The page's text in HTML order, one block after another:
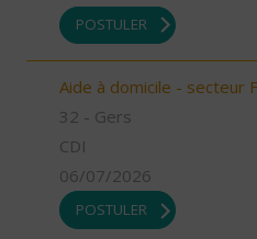
POSTULER
Aide à domicile - secteur
32 - Gers
CDI
06/07/2026
POSTULER